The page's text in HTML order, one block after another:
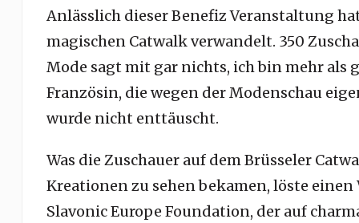
Anlässlich dieser Benefiz Veranstaltung
magischen Catwalk verwandelt. 350
Mode sagt mit gar nichts, ich bin mehr als
Französin, die wegen der Modenschau
wurde nicht enttäuscht.
Was die Zuschauer auf dem Brüsseler
Kreationen zu sehen bekamen, löste
Slavonic Europe Foundation, der auf